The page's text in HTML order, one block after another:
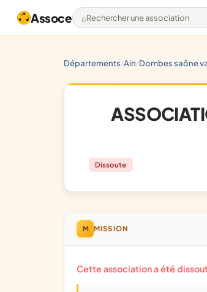
Assoce Rechercher une association
départements/ ain/ dombes saône
Dissoute
M MISSION
Cette association a été